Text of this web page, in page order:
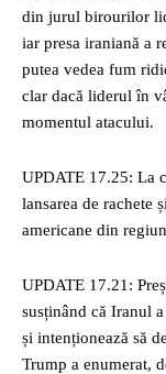
din jurul birourilor
iar presa iraniană a
putea vedea fum
clar dacă liderul în
momentul atacului.
UPDATE 17.25: La
lansarea de rachete
americane din
UPDATE 17.21:
susținând că Iranul
și intenționează să
Trump a enumerat,